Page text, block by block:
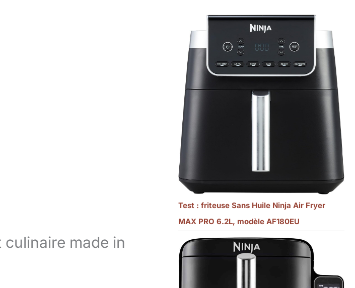
made in
Test : friteuse Sans Huile Ninja Air Fryer
MAX PRO 6.2L, modèle AF180EU